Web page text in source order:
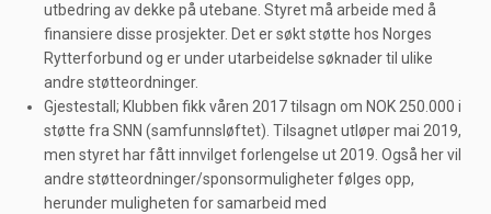
utbedring av dekke på utebane. Styret må arbeide med å
finansiere disse prosjekter. Det er søkt støtte hos Norges
Rytterforbund og er under utarbeidelse søknader til ulike
andre støtteordninger.
Gjestestall; Klubben fikk våren 2017 tilsagn om NOK 250.000 i
støtte fra SNN (samfunnsløftet). Tilsagnet utløper mai 2019,
men styret har fått innvilget forlengelse ut 2019. Også her vil
andre støtteordninger/sponsormuligheter følges opp,
herunder muligheten for samarbeid med